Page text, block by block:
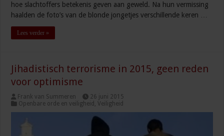
hoe slachtoffers betekenis geven aan geweld. Na hun vermissing
haalden de foto’s van de blonde jongetjes verschillende keren …
Lees verder »
Jihadistisch terrorisme in 2015, geen reden
voor optimisme
Frank van Summeren
26 juni 2015
Openbare orde en veiligheid ,Veiligheid